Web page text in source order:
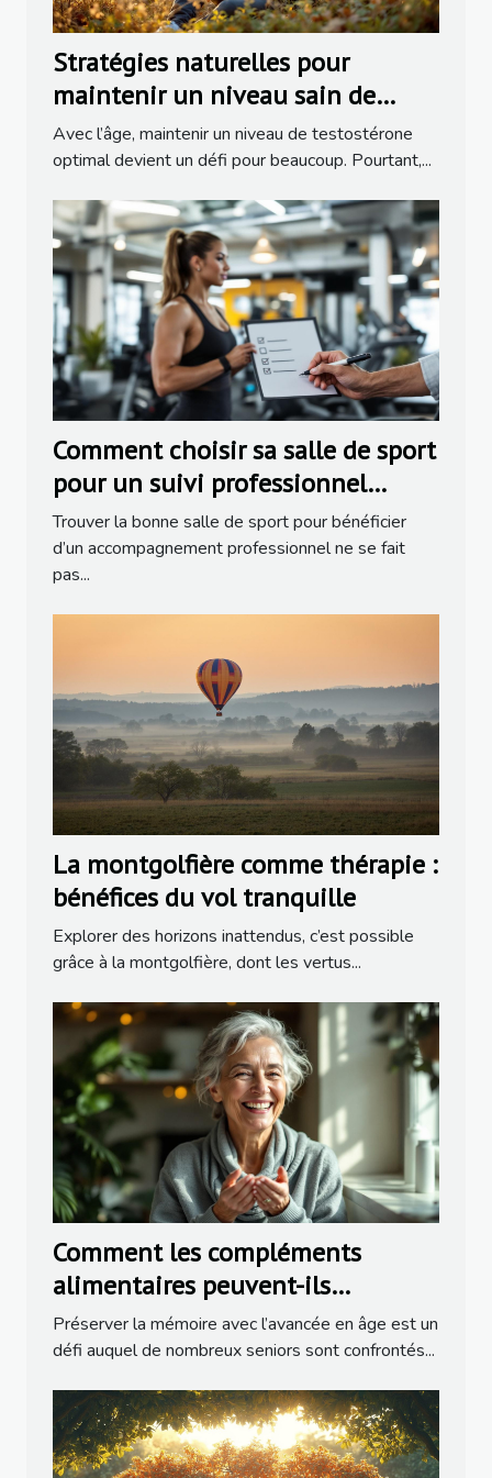
Stratégies naturelles pour
maintenir un niveau sain de
testostérone avec l'âge
Avec l’âge, maintenir un niveau de testostérone
optimal devient un défi pour beaucoup. Pourtant,...
Comment choisir sa salle de sport
pour un suivi professionnel
efficace ?
Trouver la bonne salle de sport pour bénéficier
d’un accompagnement professionnel ne se fait
pas...
La montgolfière comme thérapie :
bénéfices du vol tranquille
Explorer des horizons inattendus, c’est possible
grâce à la montgolfière, dont les vertus...
Comment les compléments
alimentaires peuvent-ils
préserver la mémoire chez les
seniors ?
Préserver la mémoire avec l’avancée en âge est un
défi auquel de nombreux seniors sont confrontés...